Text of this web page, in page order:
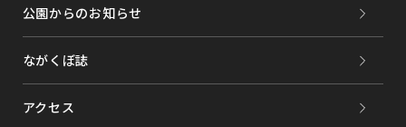
公園からのお知らせ
ながくぼ誌
アクセス